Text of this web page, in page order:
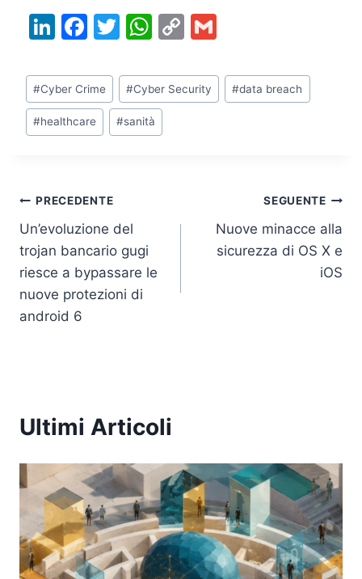
Li
k
e
dI
F
c
e
b
k
T
itt
er
W
at
s
A
C
p
y
ai
l
Tag
articolo:
#Cyber Crime #Cyber Security #data breach
#healthcare #sanità
Navigazione
articoli
PRECEDENTE
Un’evoluzione del
trojan bancario gugi
riesce a bypassare le
nuove protezioni di
android 6
SEGUENTE
Nuove minacce alla
sicurezza di OS X e
iOS
Ultimi Articoli